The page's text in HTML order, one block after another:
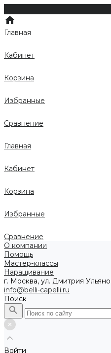
Главная
Кабинет
Корзина
Избранные
Сравнение
Главная
Кабинет
Корзина
Избранные
Сравнение
О компании
Помощь
Мастер-классы
Наращивание
г. Москва, ул. Дмитрия
info@belli-capelli.ru
Поиск
Войти